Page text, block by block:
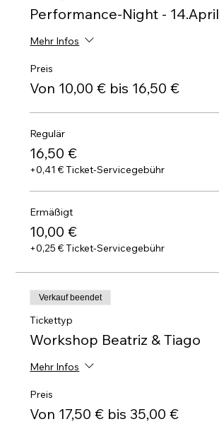
Performance-Night - 14.April
Mehr Infos
Preis
Von 10,00 € bis 16,50 €
Regulär
16,50 €
+0,41 € Ticket-Servicegebühr
Ermäßigt
10,00 €
+0,25 € Ticket-Servicegebühr
Verkauf beendet
Tickettyp
Workshop Beatriz & Tiago
Mehr Infos
Preis
Von 17,50 € bis 35,00 €